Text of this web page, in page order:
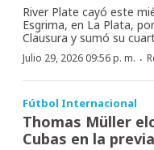
River Plate cayó este
Esgrima, en La Plata,
Clausura y sumó su
Julio 29, 2026 09:56 p. m. ·
Fútbol Internacional
Thomas Müller
Cubas en la